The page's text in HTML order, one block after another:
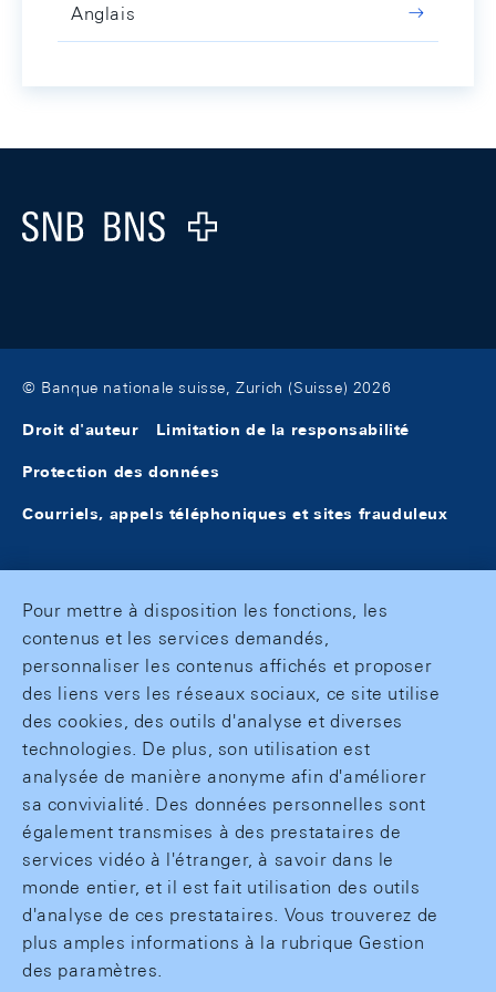
Anglais
Logo
© Banque nationale suisse, Zurich (Suisse) 2026
Droit d'auteur Limitation de la responsabilité
Protection des données
Courriels, appels téléphoniques et sites frauduleux
Pour mettre à disposition les fonctions, les
contenus et les services demandés,
personnaliser les contenus affichés et proposer
des liens vers les réseaux sociaux, ce site utilise
des cookies, des outils d'analyse et diverses
technologies. De plus, son utilisation est
analysée de manière anonyme afin d'améliorer
sa convivialité. Des données personnelles sont
également transmises à des prestataires de
services vidéo à l'étranger, à savoir dans le
monde entier, et il est fait utilisation des outils
d'analyse de ces prestataires. Vous trouverez de
plus amples informations à la rubrique Gestion
des paramètres.